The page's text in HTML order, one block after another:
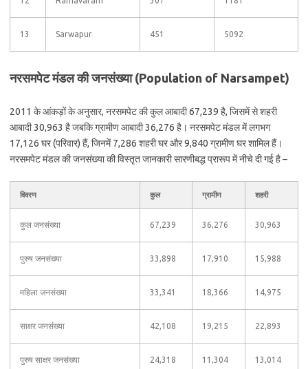
13 Sarwapur 451 5092
नरसमपेट मंडल की जनसंख्या (Population of Narsampet)
2011 के आंकड़ों के अनुसार, नरसमपेट की कुल आबादी 67,239 है, जिसमें से शहरी
आबादी 30,963 है जबकि ग्रामीण आबादी 36,276 है। नरसमपेट मंडल में लगभग
17,126 घर (परिवार) हैं, जिनमें 7,286 शहरी घर और 9,840 ग्रामीण घर शामिल हैं।
नरसमपेट मंडल की जनसंख्या की विस्तृत जानकारी सारणीबद्ध प्रारूप में नीचे दी गई है –
विवरण कुल ग्रामीण शहरी
कुल जनसंख्या 67,239 36,276 30,963
पुरुष जनसंख्या 33,898 17,910 15,988
महिला जनसंख्या 33,341 18,366 14,975
साक्षर जनसंख्या 42,108 19,215 22,893
पुरुष साक्षर जनसंख्या 24,318 11,304 13,014